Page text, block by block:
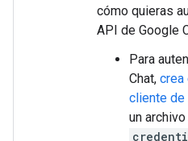
cómo quieras
API de Google
Para
Chat, crea
cliente de
un